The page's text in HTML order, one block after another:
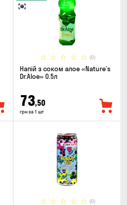
(0)
Напій з соком алое «Nature’s
Dr.Aloe» 0.5л
73,50
грн за 1 шт
(0)